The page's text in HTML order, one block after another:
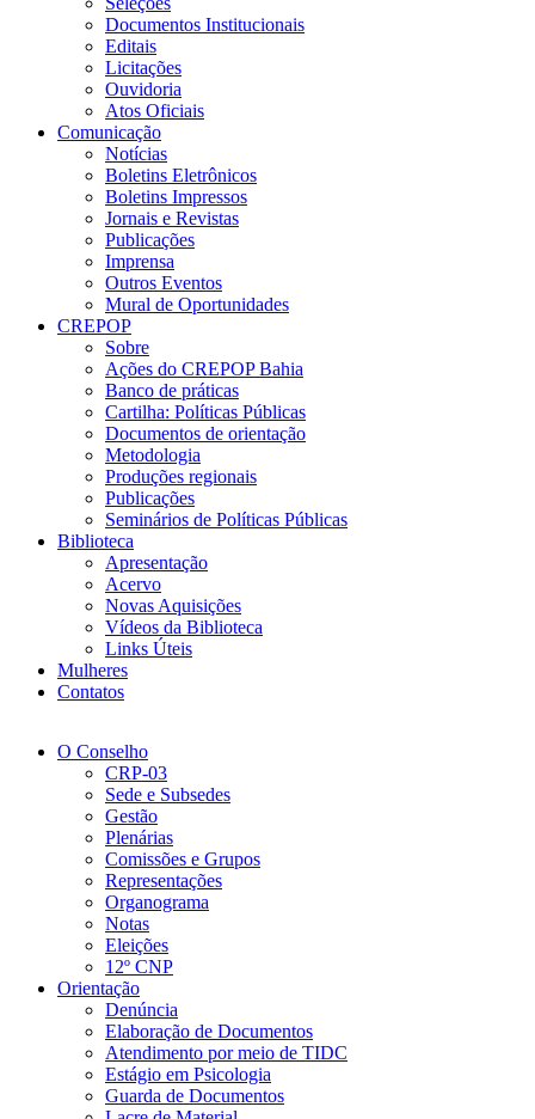
Documentos Institucionais
Editais
Licitações
Ouvidoria
Atos Oficiais
Comunicação
Notícias
Boletins Eletrônicos
Boletins Impressos
Jornais e Revistas
Publicações
Imprensa
Outros Eventos
Mural de Oportunidades
CREPOP
Sobre
Ações do CREPOP Bahia
Banco de práticas
Cartilha: Políticas Públicas
Documentos de orientação
Metodologia
Produções regionais
Publicações
Seminários de Políticas Públicas
Biblioteca
Apresentação
Acervo
Novas Aquisições
Vídeos da Biblioteca
Links Úteis
Mulheres
Contatos
O Conselho
CRP-03
Sede e Subsedes
Gestão
Plenárias
Comissões e Grupos
Representações
Organograma
Notas
Eleições
12º CNP
Orientação
Denúncia
Elaboração de Documentos
Atendimento por meio de TIDC
Estágio em Psicologia
Guarda de Documentos